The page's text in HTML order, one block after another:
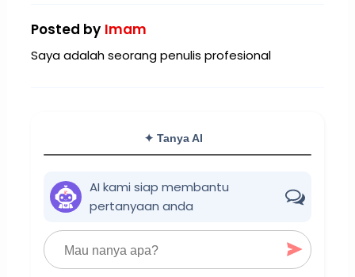
Posted by Imam
Saya adalah seorang penulis profesional
✦ Tanya AI
AI kami siap membantu
pertanyaan anda